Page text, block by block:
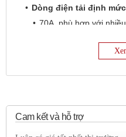
Dòng điện tải định
70A, phù hợp với
Điện áp tải định mức:
Hỗ trợ nhiều loại ngõ
Cam kết và hỗ trợ